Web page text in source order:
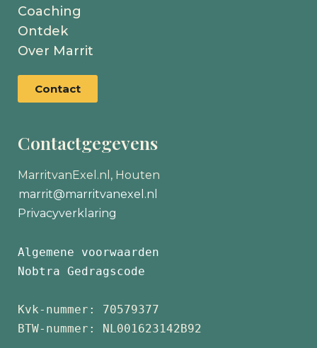
Coaching
Ontdek
Over Marrit
Contact
Contactgegevens
MarritvanExel.nl, Houten
marrit@marritvanexel.nl
Privacyverklaring
Algemene voorwaarden
Nobtra Gedragscode
Kvk-nummer: 70579377
BTW-nummer: NL001623142B92